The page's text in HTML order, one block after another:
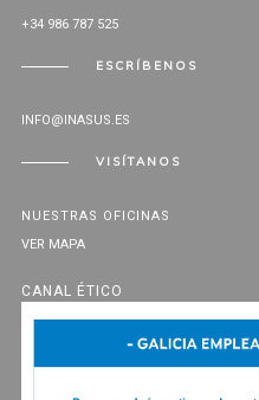
+34 986 787 525
ESCRÍBENOS
INFO@INASUS.ES
VISÍTANOS
NUESTRAS OFICINAS
VER MAPA
CANAL ÉTICO